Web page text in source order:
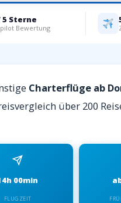
5 Sterne
Bewertung
Charterflüge ab
über 200
00min
FLUGZEIT